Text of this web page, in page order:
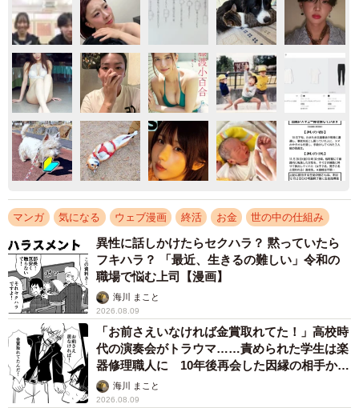
マンガ 気になる ウェブ漫画 終活 お金 世の中の仕組み
異性に話しかけたらセクハラ？ 黙っていたら
フキハラ？ 「最近、生きるの難しい」令和の
職場で悩む上司【漫画】
海川 まこと
2026.08.09
「お前さえいなければ金賞取れてた！」高校時
代の演奏会がトラウマ……責められた学生は楽
器修理職人に 10年後再会した因縁の相手から
思わぬ申し出【漫画】
海川 まこと
2026.08.09